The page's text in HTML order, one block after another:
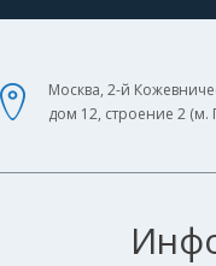
Москва, 2-й
дом 12, строение 2 (м.